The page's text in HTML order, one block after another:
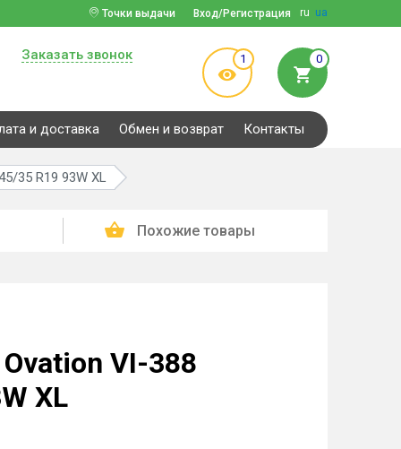
ru ua
Вход/Регистрация
Точки выдачи
Заказать звонок 1 0
и доставка Обмен и возврат Контакты
35 R19 93W XL
Похожие товары
VI-388
XL